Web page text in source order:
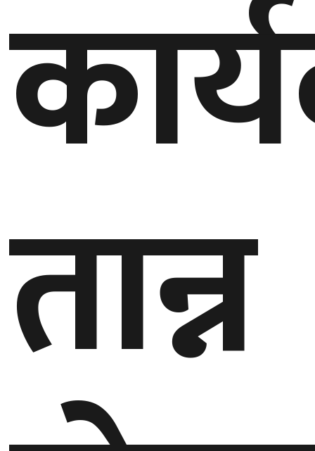
कर्णाली
प्रदेश
सुदूरपश्चिम
प्रदेश
घुमफिर
ब्लग
तान्न